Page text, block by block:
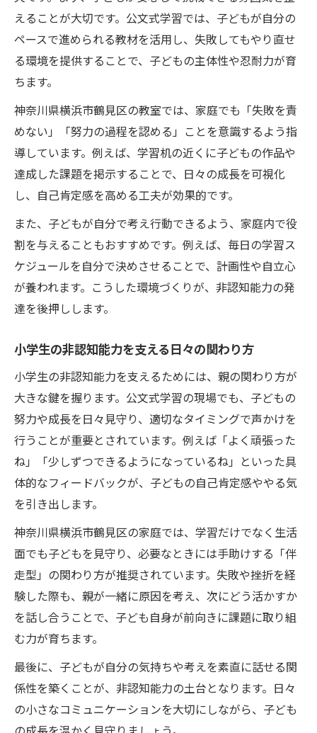
えることが大切です。公文式学習では、子どもが自分の
ペースで進められる教材を活用し、失敗してもやり直せ
る環境を提供することで、子どもの主体性や忍耐力が育
ちます。
神奈川県横浜市鶴見区の教室では、家庭でも「失敗を責
めない」「努力の過程を認める」ことを意識するよう指
導しています。例えば、学習机の近くに子どもの作品や
達成した課題を掲示することで、日々の成長を可視化
し、自己肯定感を高める工夫が効果的です。
また、子どもが自分で考え行動できるよう、家庭内で役
割を与えることもおすすめです。例えば、毎日の学習ス
ケジュールを自分で決めさせることで、計画性や自立心
が養われます。こうした環境づくりが、非認知能力の発
達を後押しします。
小学生の非認知能力を支える日々の関わり方
小学生の非認知能力を支えるためには、親の関わり方が
大きな鍵を握ります。公文式学習の現場でも、子どもの
努力や成長を日々見守り、適切なタイミングで声かけを
行うことが重要とされています。例えば「よく頑張った
ね」「少しずつできるようになっているね」といった具
体的なフィードバックが、子どもの自己肯定感ややる気
を引き出します。
神奈川県横浜市鶴見区の家庭では、学習だけでなく生活
面でも子どもを見守り、必要なときには手助けする「伴
走型」の関わり方が推奨されています。失敗や挫折を経
験した際も、親が一緒に原因を考え、次にどう活かすか
を話し合うことで、子ども自身が前向きに課題に取り組
む力が育ちます。
最後に、子どもが自分の気持ちや考えを素直に話せる関
係性を築くことが、非認知能力の土台となります。日々
の小さなコミュニケーションを大切にしながら、子ども